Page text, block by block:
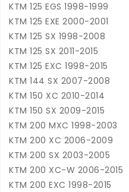
KTM 125 EGS 1998-1999
KTM 125 EXE 2000-2001
KTM 125 SX 1998-2008
KTM 125 SX 2011-2015
KTM 125 EXC 1998-2015
KTM 144 SX 2007-2008
KTM 150 XC 2010-2014
KTM 150 SX 2009-2015
KTM 200 MXC 1998-2003
KTM 200 XC 2006-2009
KTM 200 SX 2003-2005
KTM 200 XC-W 2006-2015
KTM 200 EXC 1998-2015